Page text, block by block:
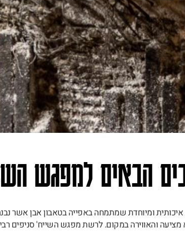
הבאים למפגש
והאווירה במקום. לרשת מפגש השייח' סניפים